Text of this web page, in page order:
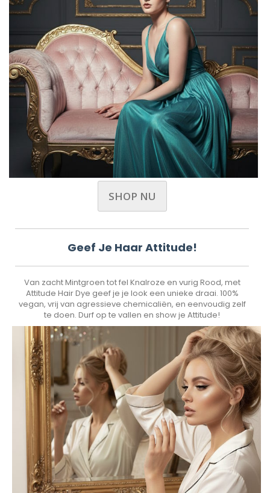
SHOP NU
Geef Je Haar Attitude!
Van zacht Mintgroen tot fel Knalroze en vurig Rood, met
Attitude Hair Dye geef je je look een unieke draai. 100%
vegan, vrij van agressieve chemicaliën, en eenvoudig zelf
te doen. Durf op te vallen en show je Attitude!